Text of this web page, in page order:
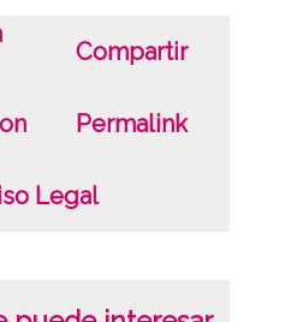
Compartir
Permalink
Legal